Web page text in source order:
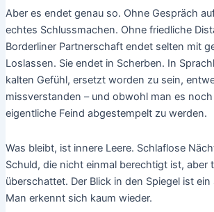
Aber es endet genau so. Ohne Gespräch
echtes Schlussmachen. Ohne friedliche
Borderliner Partnerschaft endet selten mit
Loslassen. Sie endet in Scherben. In
kalten Gefühl, ersetzt worden zu sein,
missverstanden – und obwohl man es
eigentliche Feind abgestempelt zu werden.
Was bleibt, ist innere Leere. Schlaflose
Schuld, die nicht einmal berechtigt ist, aber
überschattet. Der Blick in den Spiegel ist
Man erkennt sich kaum wieder.